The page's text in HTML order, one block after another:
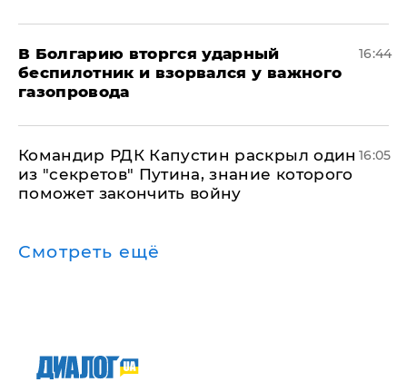
В Болгарию вторгся ударный
беспилотник и взорвался у важного
газопровода
16:44
Командир РДК Капустин раскрыл один
из "секретов" Путина, знание которого
поможет закончить войну
16:05
Смотреть ещё